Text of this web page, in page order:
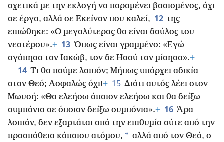
σχετικά με την εκλογή να παραμένει βασισμένος, όχι
σε έργα, αλλά σε Εκείνον που καλεί, 12 της
ειπώθηκε: «Ο μεγαλύτερος θα είναι δούλος του
νεοτέρου».+ 13 Όπως είναι γραμμένο: «Εγώ
αγάπησα τον Ιακώβ, τον δε Ησαύ τον μίσησα».+
14 Τι θα πούμε λοιπόν; Μήπως υπάρχει αδικία
στον Θεό; Ασφαλώς όχι!+ 15 Διότι αυτός λέει στον
Μωυσή: «Θα ελεήσω όποιον ελεήσω και θα δείξω
συμπόνια σε όποιον δείξω συμπόνια».+ 16 Άρα
λοιπόν, δεν εξαρτάται από την επιθυμία ούτε από την
προσπάθεια κάποιου ατόμου, * αλλά από τον Θεό, ο